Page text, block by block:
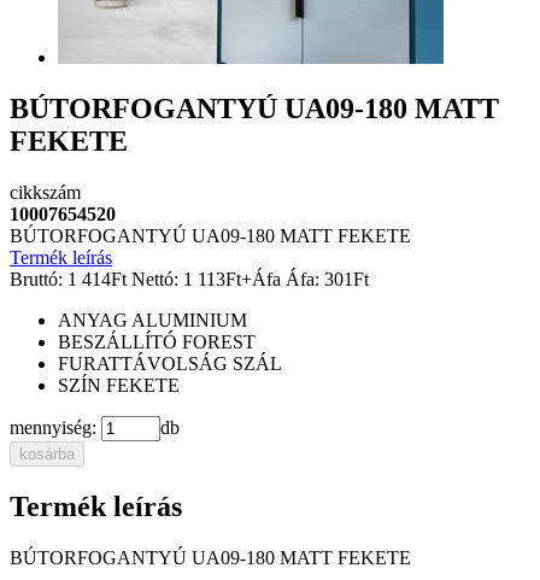
BÚTORFOGANTYÚ UA09-180 MATT
FEKETE
cikkszám
10007654520
BÚTORFOGANTYÚ UA09-180 MATT FEKETE
Termék leírás
Bruttó: 1 414Ft Nettó: 1 113Ft+Áfa Áfa: 301Ft
ANYAG ALUMINIUM
BESZÁLLÍTÓ FOREST
FURATTÁVOLSÁG SZÁL
SZÍN FEKETE
mennyiség: db
kosárba
Termék leírás
BÚTORFOGANTYÚ UA09-180 MATT FEKETE